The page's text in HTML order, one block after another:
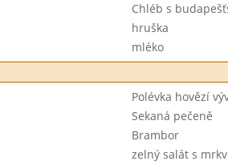
Chléb s
hruška
mléko
Polévka hovězí
Sekaná pečeně
Brambor
zelný salát s